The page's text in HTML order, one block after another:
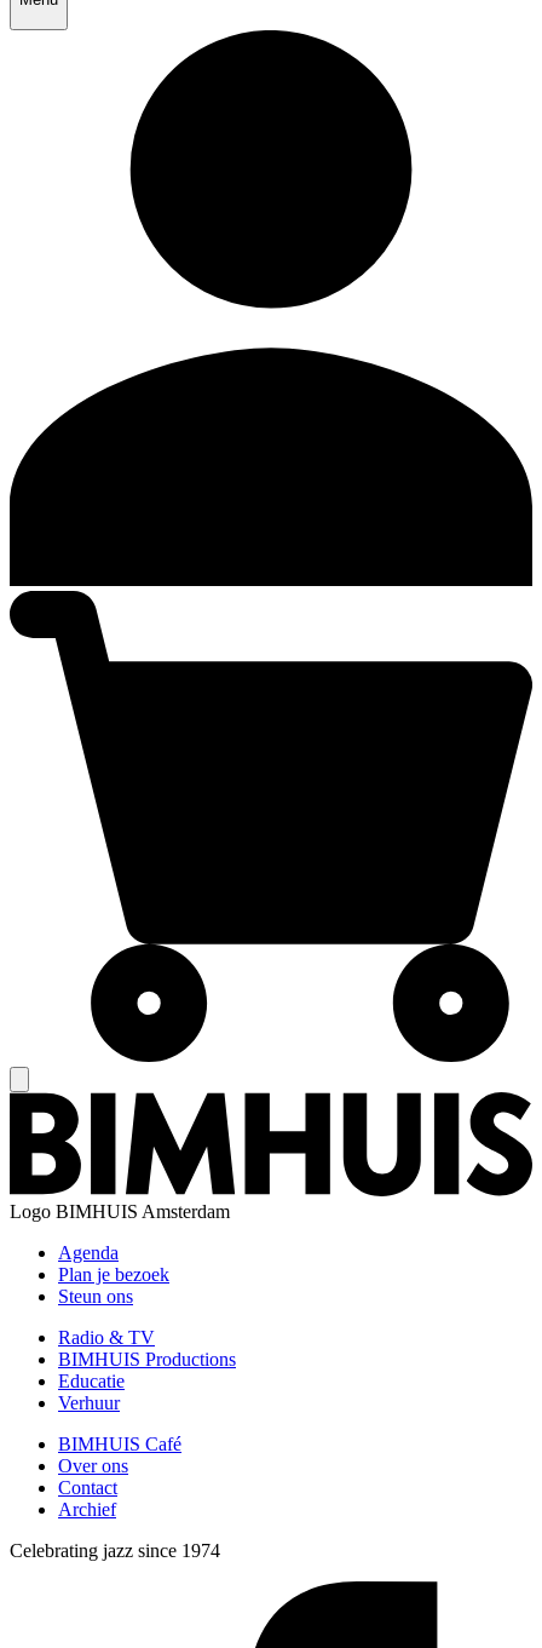
Logo BIMHUIS Amsterdam
Agenda
Plan je bezoek
Steun ons
Radio & TV
BIMHUIS Productions
Educatie
Verhuur
BIMHUIS Café
Over ons
Contact
Archief
Celebrating jazz since 1974